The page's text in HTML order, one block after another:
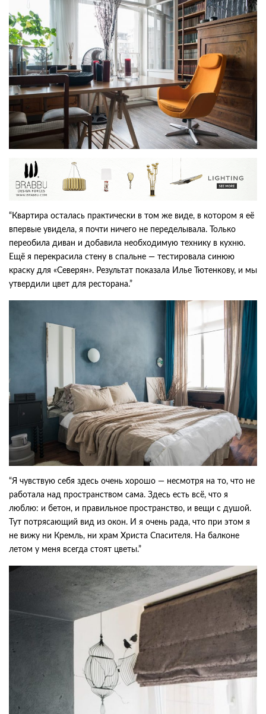
“Квартира осталась практически в том же виде, в котором я её
впервые увидела, я почти ничего не переделывала. Только
переобила диван и добавила необходимую технику в кухню.
Ещё я перекрасила стену в спальне — тестировала синюю
краску для «Северян». Результат показала Илье Тютенкову, и мы
утвердили цвет для ресторана.”
“Я чувствую себя здесь очень хорошо — несмотря на то, что не
работала над пространством сама. Здесь есть всё, что я
люблю: и бетон, и правильное пространство, и вещи с душой.
Тут потрясающий вид из окон. И я очень рада, что при этом я
не вижу ни Кремль, ни храм Христа Спасителя. На балконе
летом у меня всегда стоят цветы.”